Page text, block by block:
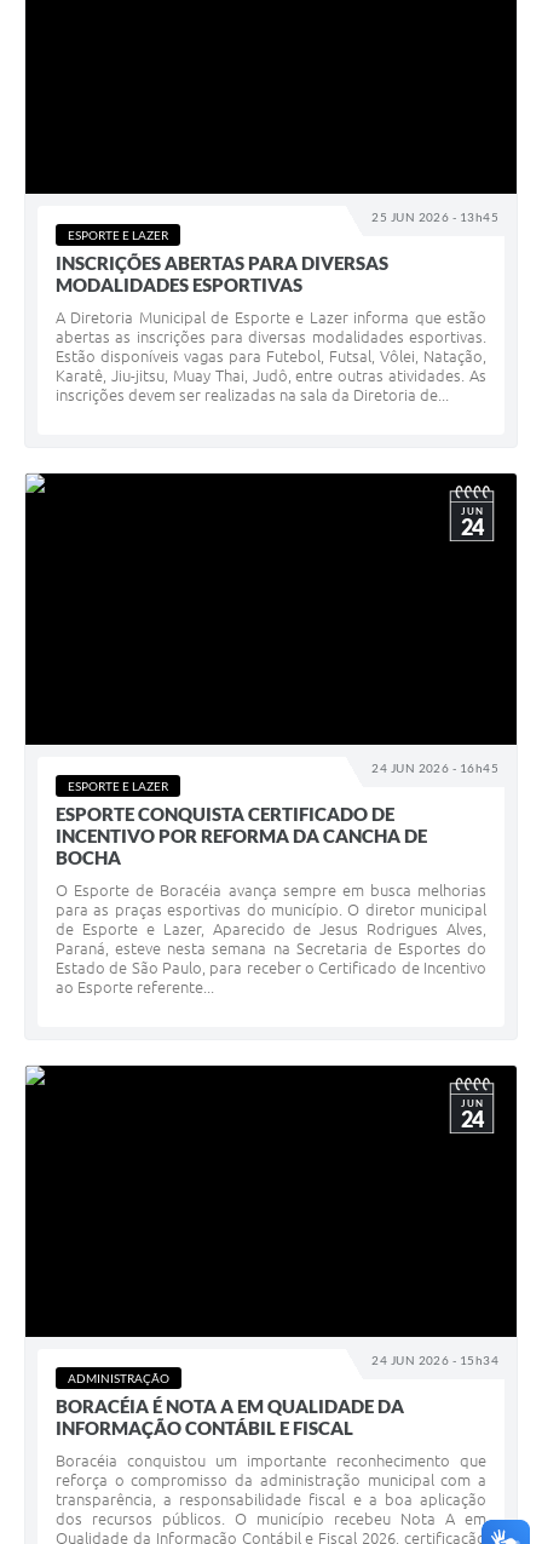
25 JUN 2026 - 13h45
ESPORTE E LAZER
INSCRIÇÕES ABERTAS PARA DIVERSAS
MODALIDADES ESPORTIVAS
A Diretoria Municipal de Esporte e Lazer informa que estão
abertas as inscrições para diversas modalidades esportivas.
Estão disponíveis vagas para Futebol, Futsal, Vôlei, Natação,
Karatê, Jiu-jitsu, Muay Thai, Judô, entre outras atividades. As
inscrições devem ser realizadas na sala da Diretoria de...
24 JUN 2026 - 16h45
JUN
24
ESPORTE E LAZER
ESPORTE CONQUISTA CERTIFICADO DE
INCENTIVO POR REFORMA DA CANCHA DE
BOCHA
O Esporte de Boracéia avança sempre em busca melhorias
para as praças esportivas do município. O diretor municipal
de Esporte e Lazer, Aparecido de Jesus Rodrigues Alves,
Paraná, esteve nesta semana na Secretaria de Esportes do
Estado de São Paulo, para receber o Certificado de Incentivo
ao Esporte referente...
24 JUN 2026 - 15h34
JUN
24
ADMINISTRAÇÃO
BORACÉIA É NOTA A EM QUALIDADE DA
INFORMAÇÃO CONTÁBIL E FISCAL
Boracéia conquistou um importante reconhecimento que
reforça o compromisso da administração municipal com a
transparência, a responsabilidade fiscal e a boa aplicação
dos recursos públicos. O município recebeu Nota A em
Qualidade da Informação Contábil e Fiscal 2026, certificação